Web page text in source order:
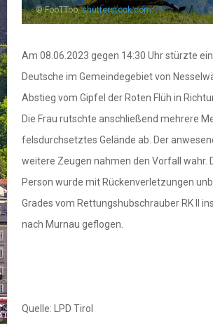
© FooTToo,shutterstock.com
Am 08.06.2023 gegen 14:30 Uhr stürzte
Deutsche im Gemeindegebiet von
Abstieg vom Gipfel der Roten Flüh in
Die Frau rutschte anschließend mehrere
felsdurchsetztes Gelände ab. Der
weitere Zeugen nahmen den Vorfall wahr.
Person wurde mit Rückenverletzungen
Grades vom Rettungshubschrauber RK II
nach Murnau geflogen.
Quelle: LPD Tirol